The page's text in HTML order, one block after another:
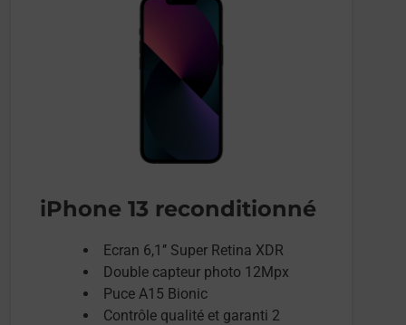
iPhone 13 reconditionné
Ecran 6,1’’ Super Retina XDR
Double capteur photo 12Mpx
Puce A15 Bionic
Contrôle qualité et garanti 2